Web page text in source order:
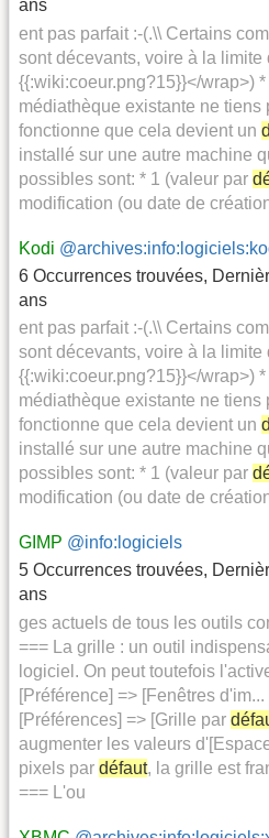
ans
ent pas parfait :-(.\\ Certains
sont décevants, voire à la
{{:wiki:coeur.png?15}}</wrap>) *
médiathèque existante ne tiens
fonctionne que cela devient un
installé sur une autre machine
possibles sont: * 1 (valeur par
modification (ou date de
Kodi
6 Occurrences trouvées,
ans
ent pas parfait :-(.\\ Certains
sont décevants, voire à la
{{:wiki:coeur.png?15}}</wrap>) *
médiathèque existante ne tiens
fonctionne que cela devient un
installé sur une autre machine
possibles sont: * 1 (valeur par
modification (ou date de
GIMP @info:logiciels
5 Occurrences trouvées,
ans
ges actuels de tous les outils
=== La grille : un outil
logiciel. On peut toutefois
[Préférence] => [Fenêtres
[Préférences] => [Grille par
augmenter les valeurs
pixels par défaut, la grille est
=== L'ou